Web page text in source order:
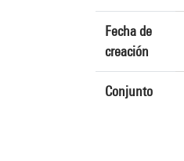
Fecha de
creación
Conjunto